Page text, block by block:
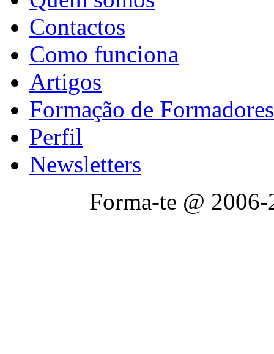
Contactos
Como funciona
Artigos
Formação de Formadores
Perfil
Newsletters
Forma-te @